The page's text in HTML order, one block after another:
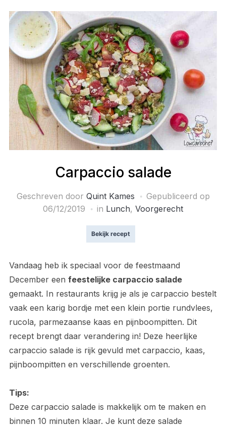
Carpaccio salade
Geschreven door Quint Kames
Gepubliceerd op
06/12/2019
in Lunch, Voorgerecht
Bekijk recept
Vandaag heb ik speciaal voor de feestmaand
December een feestelijke carpaccio salade
gemaakt. In restaurants krijg je als je carpaccio bestelt
vaak een karig bordje met een klein portie rundvlees,
rucola, parmezaanse kaas en pijnboompitten. Dit
recept brengt daar verandering in! Deze heerlijke
carpaccio salade is rijk gevuld met carpaccio, kaas,
pijnboompitten en verschillende groenten.
Tips:
Deze carpaccio salade is makkelijk om te maken en
binnen 10 minuten klaar. Je kunt deze salade